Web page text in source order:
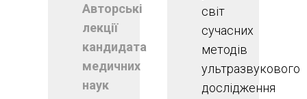
Авторські
лекції
кандидата
медичних
наук
світ
сучасних
методів
ультразвукового
дослідження